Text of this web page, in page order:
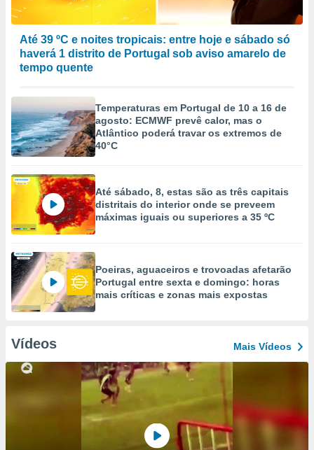
Até 39 ºC e noites tropicais: entre hoje e sábado só
haverá 1 distrito de Portugal sob aviso amarelo de
tempo quente
Temperaturas em Portugal de 10 a 16 de
agosto: ECMWF prevê calor, mas o
Atlântico poderá travar os extremos de
40°C
Até sábado, 8, estas são as três capitais
distritais do interior onde se preveem
máximas iguais ou superiores a 35 ºC
Poeiras, aguaceiros e trovoadas afetarão
Portugal entre sexta e domingo: horas
mais críticas e zonas mais expostas
Vídeos Mais Vídeos